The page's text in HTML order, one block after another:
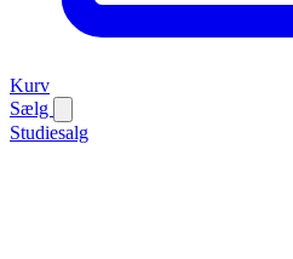
Kurv
Sælg
Studiesalg